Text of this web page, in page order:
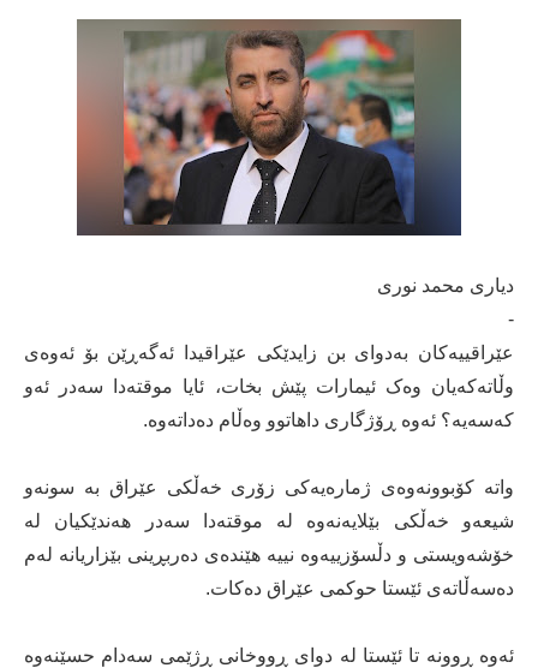
دیاری محمد نوری
-
عێراقییەکان بەدوای بن زایدێکی عێراقیدا ئەگەڕێن بۆ ئەوەی
وڵاتەکەیان وەک ئیمارات پێش بخات، ئایا موقتەدا سەدر ئەو
کەسەیە؟ ئەوە ڕۆژگاری داهاتوو وەڵام دەداتەوە.
واتە کۆبوونەوەی ژمارەیەکی زۆری خەڵکی عێراق بە سونەو
شيعەو خەڵکی بێلایەنەوە لە موقتەدا سەدر هەندێکیان لە
خۆشەویستی و دڵسۆزییەوە نییە هێندەی دەربڕینی بێزاریانە لەم
دەسەڵاتەی ئێستا حوکمی عێراق دەکات.
ئەوە ڕوونە تا ئێستا لە دوای ڕووخانی ڕژێمی سەدام حسێنەوە